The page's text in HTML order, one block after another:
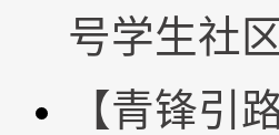
号学生社
【青锋引